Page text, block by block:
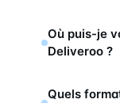
Où puis-je
Deliveroo ?
Quels